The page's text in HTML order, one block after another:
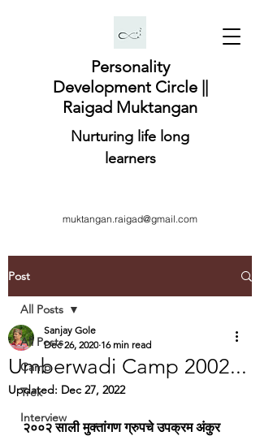
Personality
Development Circle ||
Raigad Muktangan
Nurturing life long
learners
muktangan.raigad@gmail.com
Post
All Posts
Camp
Trek
Interview
All Posts
Umberwadi Camp 2002...
Sanjay Gole
Dec 26, 2020 16 min read
Updated: Dec 27, 2022
२००२ साली मुक्तांगण ग्रुपचे उपक्रम अंकुर